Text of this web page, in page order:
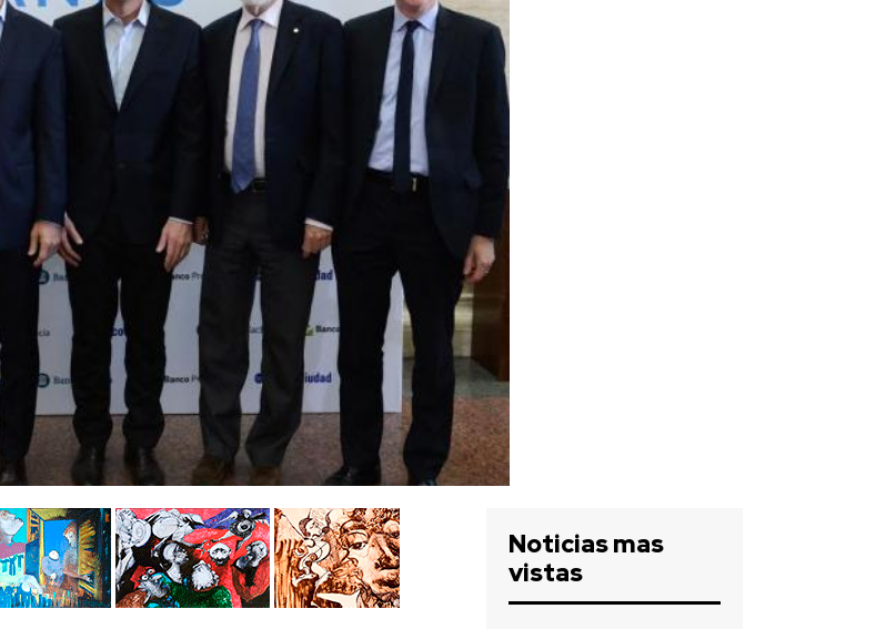
Noticias mas
vistas